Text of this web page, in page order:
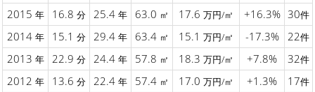
2015 年 16.8 分 25.4 年 63.0 ㎡ 17.6 万円/㎡ +16.3% 30件
2014 年 15.1 分 29.4 年 63.4 ㎡ 15.1 万円/㎡ -17.3% 22件
2013 年 22.9 分 24.4 年 57.8 ㎡ 18.3 万円/㎡ +7.8% 32件
2012 年 13.6 分 22.4 年 57.4 ㎡ 17.0 万円/㎡ +1.3% 17件